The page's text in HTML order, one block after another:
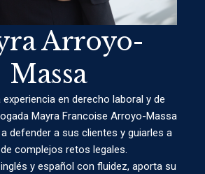
Arroyo-
Massa
en derecho laboral y de
Mayra Francoise Arroyo-Massa
defender a sus clientes y guiarles a
complejos retos legales.
y español con fluidez, aporta su